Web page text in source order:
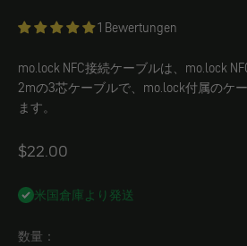
1 Bewertungen
mo.lock NFC接続ケーブルは、mo.lock
2mの3芯ケーブルで、mo.lock付属のケ
ます。
Angebot
$22.00
米国倉庫より発送
数量：